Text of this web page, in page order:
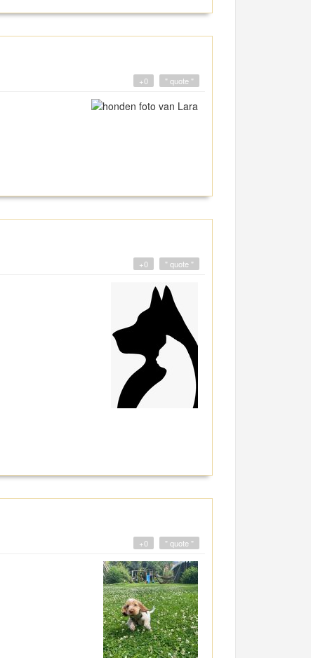
" quote "
+0
" quote "
+0
" quote "
+0